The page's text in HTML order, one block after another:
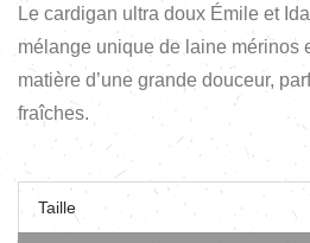
Le cardigan ultra doux Émile et
mélange unique de laine mérinos
matière d’une grande douceur,
fraîches.
Taille